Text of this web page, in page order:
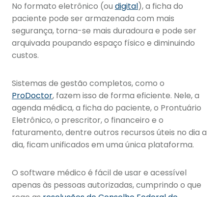
No formato eletrônico (ou digital), a ficha do
paciente pode ser armazenada com mais
segurança, torna-se mais duradoura e pode ser
arquivada poupando espaço físico e diminuindo
custos.
Sistemas de gestão completos, como o
ProDoctor, fazem isso de forma eficiente. Nele, a
agenda médica, a ficha do paciente, o Prontuário
Eletrônico, o prescritor, o financeiro e o
faturamento, dentre outros recursos úteis no dia a
dia, ficam unificados em uma única plataforma.
O software médico é fácil de usar e acessível
apenas às pessoas autorizadas, cumprindo o que